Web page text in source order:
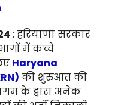
: हरियाणा सरकार
में कच्चे
Haryana
की शुरुआत की
के द्वारा अनेक